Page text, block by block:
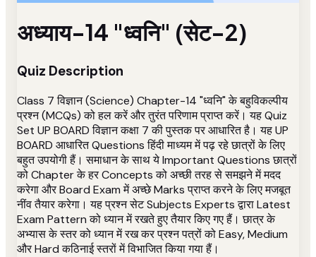
अध्याय-14 "ध्वनि" (सेट-2)
Quiz Description
Class 7 विज्ञान (Science) Chapter-14 "ध्वनि" के बहुविकल्पीय
प्रश्न (MCQs) को हल करें और तुरंत परिणाम प्राप्त करें। यह Quiz
Set UP BOARD विज्ञान कक्षा 7 की पुस्तक पर आधारित है। यह UP
BOARD आधारित Questions हिंदी माध्यम में पढ़ रहे छात्रों के लिए
बहुत उपयोगी हैं। समाधान के साथ ये Important Questions छात्रों
को Chapter के हर Concepts को अच्छी तरह से समझने में मदद
करेगा और Board Exam में अच्छे Marks प्राप्त करने के लिए मजबूत
नींव तैयार करेगा। यह प्रश्न सेट Subjects Experts द्वारा Latest
Exam Pattern को ध्यान में रखते हुए तैयार किए गए हैं। छात्र के
अभ्यास के स्तर को ध्यान में रख कर प्रश्न पत्रों को Easy, Medium
और Hard कठिनाई स्तरों में विभाजित किया गया हैं।